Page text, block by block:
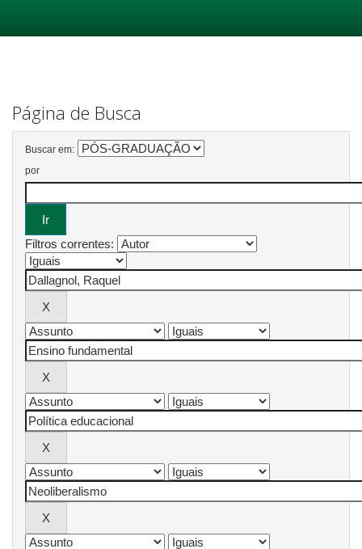
Página de Busca
Buscar em:
por
Filtros correntes: